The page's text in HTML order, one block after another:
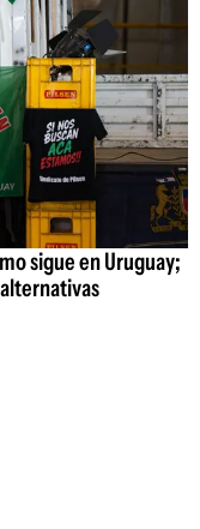
sigue en Uruguay;